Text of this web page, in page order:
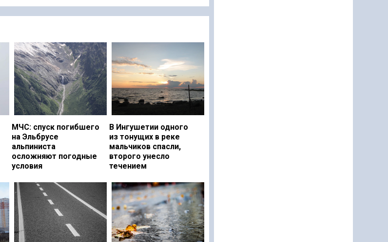
МЧС: спуск погибшего
на Эльбрусе
альпиниста
осложняют погодные
условия
В Ингушетии одного
из тонущих в реке
мальчиков спасли,
второго унесло
течением